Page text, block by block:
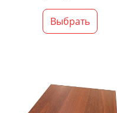
Выбрать